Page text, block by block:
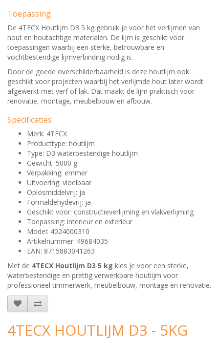
Toepassing
De 4TECX Houtlijm D3 5 kg gebruik je voor het verlijmen van
hout en houtachtige materialen. De lijm is geschikt voor
toepassingen waarbij een sterke, betrouwbare en
vochtbestendige lijmverbinding nodig is.
Door de goede overschilderbaarheid is deze houtlijm ook
geschikt voor projecten waarbij het verlijmde hout later wordt
afgewerkt met verf of lak. Dat maakt de lijm praktisch voor
renovatie, montage, meubelbouw en afbouw.
Specificaties
Merk: 4TECX
Producttype: houtlijm
Type: D3 waterbestendige houtlijm
Gewicht: 5000 g
Verpakking: emmer
Uitvoering: vloeibaar
Oplosmiddelvrij: ja
Formaldehydevrij: ja
Geschikt voor: constructieverlijming en vlakverlijming
Toepassing: interieur en exterieur
Model: 4024000310
Artikelnummer: 49684035
EAN: 8715883041263
Met de 4TECX Houtlijm D3 5 kg kies je voor een sterke,
waterbestendige en prettig verwerkbare houtlijm voor
professioneel timmerwerk, meubelbouw, montage en renovatie.
4TECX HOUTLIJM D3 - 5KG